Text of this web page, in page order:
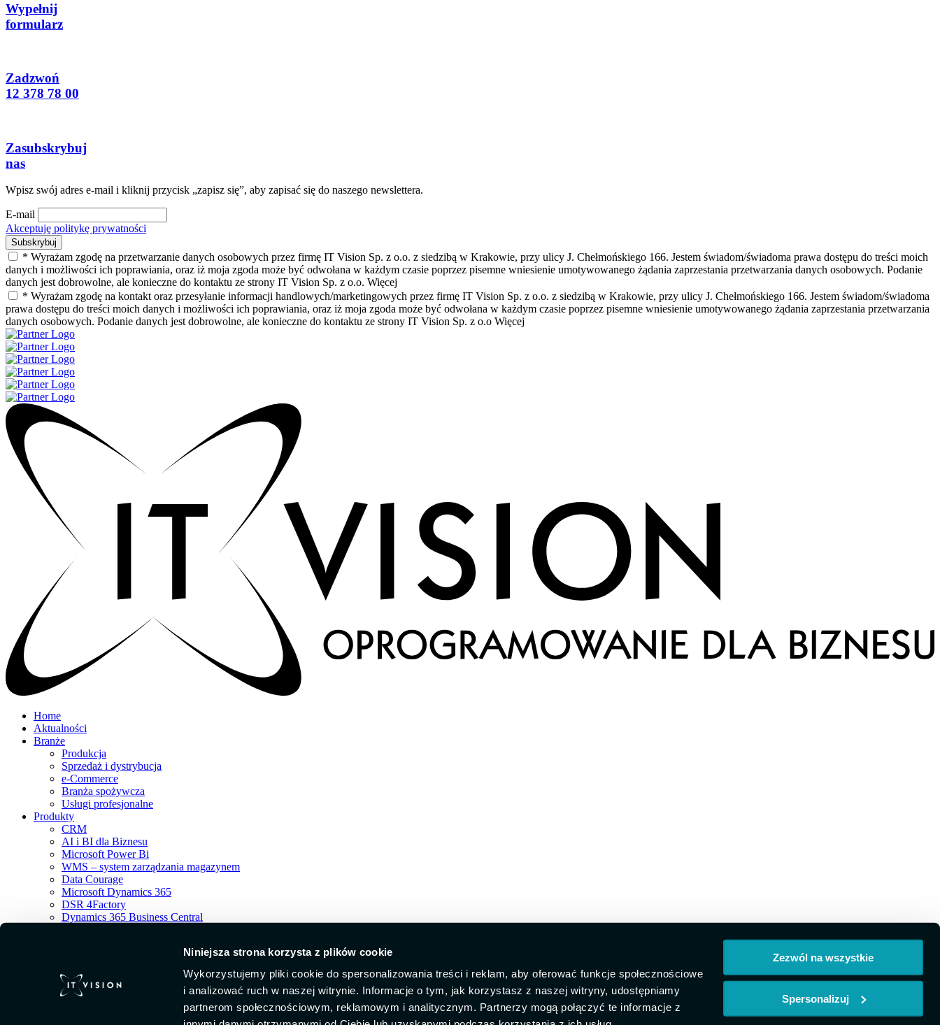
Niniejsza strona korzysta z plików cookie
Wykorzystujemy pliki cookie do spersonalizowania treści i reklam, aby oferować funkcje społecznościowe
i analizować ruch w naszej witrynie. Informacje o tym, jak korzystasz z naszej witryny, udostępniamy
partnerom społecznościowym, reklamowym i analitycznym. Partnerzy mogą połączyć te informacje z
Zezwól na wszystkie
Spersonalizuj
Wypełnij
formularz
Zadzwoń
12 378 78 00
Zasubskrybuj
nas
Wpisz swój adres e-mail i kliknij przycisk „zapisz się”, aby zapisać się do naszego newslettera.
E-mail
Akceptuję politykę prywatności
* Wyrażam zgodę na przetwarzanie danych osobowych przez firmę IT Vision Sp. z o.o. z siedzibą w Krakowie, przy ulicy J. Chełmońskiego 166. Jestem świadom/świadoma prawa dostępu do treści moich
danych i możliwości ich poprawiania, oraz iż moja zgoda może być odwołana w każdym czasie poprzez pisemne wniesienie umotywowanego żądania zaprzestania przetwarzania danych osobowych. Podanie
danych jest dobrowolne, ale konieczne do kontaktu ze strony IT Vision Sp. z o.o. Więcej
* Wyrażam zgodę na kontakt oraz przesyłanie informacji handlowych/marketingowych przez firmę IT Vision Sp. z o.o. z siedzibą w Krakowie, przy ulicy J. Chełmońskiego 166. Jestem świadom/świadoma
prawa dostępu do treści moich danych i możliwości ich poprawiania, oraz iż moja zgoda może być odwołana w każdym czasie poprzez pisemne wniesienie umotywowanego żądania zaprzestania przetwarzania
danych osobowych. Podanie danych jest dobrowolne, ale konieczne do kontaktu ze strony IT Vision Sp. z o.o Więcej
Home
Aktualności
Branże
Produkcja
Sprzedaż i dystrybucja
e-Commerce
Branża spożywcza
Usługi profesjonalne
Produkty
CRM
AI i BI dla Biznesu
Microsoft Power Bi
WMS – system zarządzania magazynem
Data Courage
Microsoft Dynamics 365
DSR 4Factory
Dynamics 365 Business Central
Kontakt